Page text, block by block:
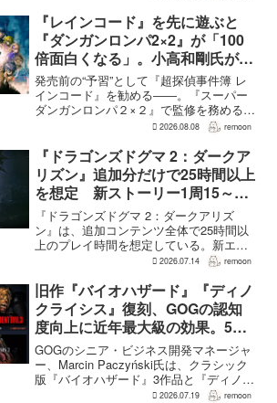
ると、シリーズディレクターの浜口直樹
氏がAU...
『レインコード』を先に遊ぶと
『ダンガンロンパ2×2』が「100
倍面白くなる」。小高和剛氏がプ
レイをおすすめ
発売前の“予習”として『超探偵事件簿 レ
インコード』を勧める――。『スーパー
ダンガンロンパ２×２』で監修を務める小
高和剛氏が、そんなメッセージをファン
ューでの発言で、小高氏は「先に『レイ
ンコー...
2026.08.08 remoon
『ドラゴンズドグマ 2：ダークア
リズン』追加分だけで25時間以上
を想定 新ストーリー1周15～20
時間、12種ダンジョンは各30分
～1時間
『ドラゴンズドグマ 2：ダークアリズ
ン』は、追加コンテンツ全体で25時間以
上のプレイ時間を想定している。新エリ
ア「ノルガン」で展開されるメインシナ
追加される12種類のユニークダンジョン
「忘れられた試...
2026.07.14 remoon
旧作『バイオハザード』『ディノ
クライシス』復刻、GOGの認知
度向上に近年最大級の効果。5作
品は90％超の肯定的評価
GOGのシニア・ビジネス開発マネージャ
ー、Marcin Paczyński氏は、クラシック
版『バイオハザード』3作品と『ディノク
ライシス』2作品の復刻が、近年のGOG
2026.07.19 remoon